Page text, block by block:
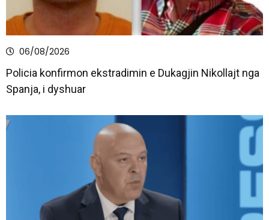
06/08/2026
Policia konfirmon ekstradimin e Dukagjin Nikollajt nga
Spanja, i dyshuar